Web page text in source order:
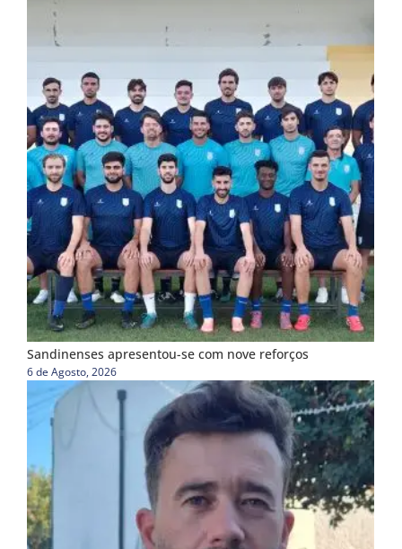
Sandinenses apresentou-se com nove reforços
6 de Agosto, 2026